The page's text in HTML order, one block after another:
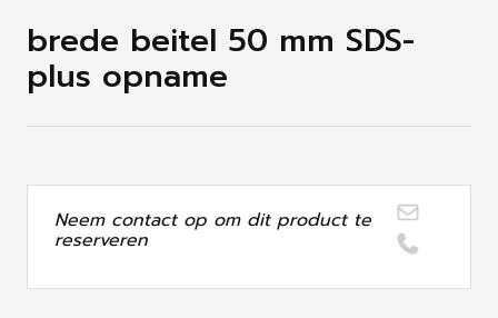
brede beitel 50 mm SDS-
plus opname
Neem contact op om dit product te
reserveren